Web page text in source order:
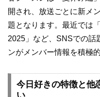
開され、放送ごとに新メ
題となります。最近では
2025」など、SNSでの話
ンがメンバー情報を積極
今日好きの特徴と他